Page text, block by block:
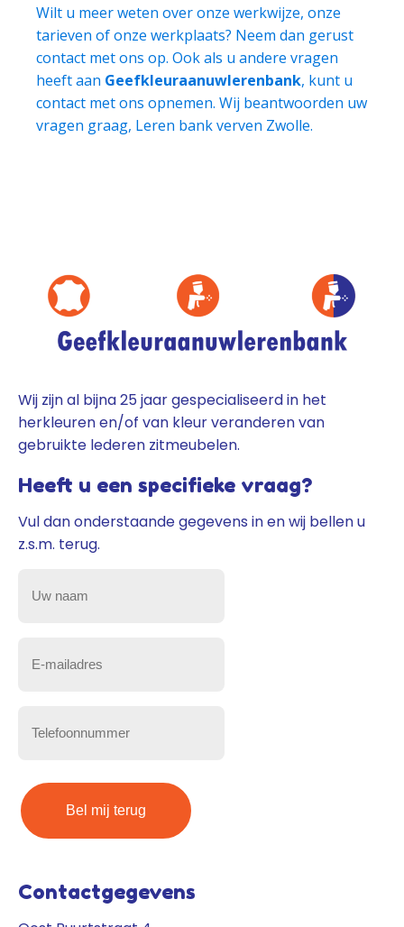
Wilt u meer weten over onze werkwijze, onze
tarieven of onze werkplaats? Neem dan gerust
contact met ons op. Ook als u andere vragen
heeft aan Geefkleuraanuwlerenbank, kunt u
contact met ons opnemen. Wij beantwoorden uw
vragen graag, Leren bank verven Zwolle.
Wij zijn al bijna 25 jaar gespecialiseerd in het
herkleuren en/of van kleur veranderen van
gebruikte lederen zitmeubelen.
Heeft u een specifieke vraag?
Vul dan onderstaande gegevens in en wij bellen u
z.s.m. terug.
Uw
Telefoonnummer
Contactgegevens